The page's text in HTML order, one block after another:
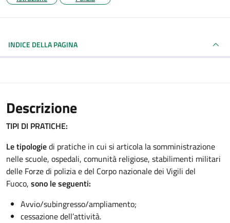
INDICE DELLA PAGINA
Descrizione
TIPI DI PRATICHE:
Le tipologiedi pratiche in cui si articola la somministrazione
nelle scuole, ospedali, comunità religiose, stabilimenti militari
delle Forze di polizia e del Corpo nazionale dei Vigili del
Fuoco, sono le seguenti:
Avvio/subingresso/ampliamento;
cessazione dell’attività.